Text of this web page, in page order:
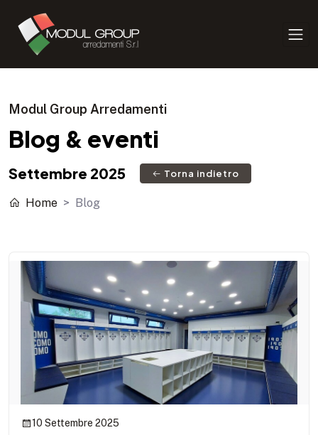
Modul Group Arredamenti
Blog & eventi
Settembre 2025 Torna indietro
Home Blog
10 Settembre 2025